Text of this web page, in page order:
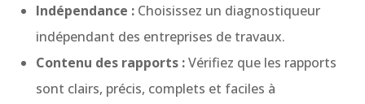
Indépendance : Choisissez un diagnostiqueur
indépendant des entreprises de travaux.
Contenu des rapports :Vérifiez que les rapports
sont clairs, précis, complets et faciles à